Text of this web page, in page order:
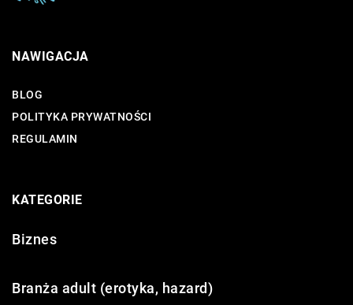
NAWIGACJA
BLOG
POLITYKA PRYWATNOŚCI
REGULAMIN
KATEGORIE
Biznes
Branża adult (erotyka, hazard)